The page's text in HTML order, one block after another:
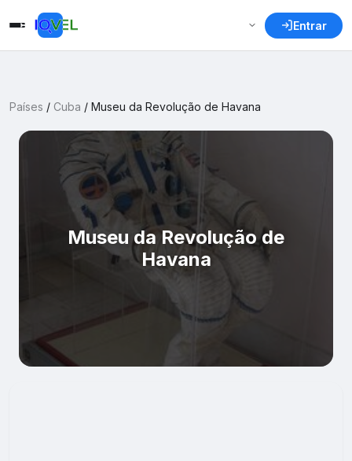
Entrar
Países / Cuba / Museu da Revolução de Havana
Museu da Revolução de
Havana